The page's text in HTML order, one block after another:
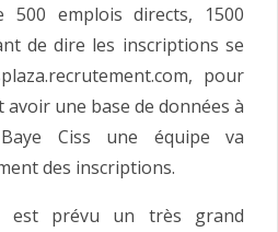
500 emplois directs, 1500
de dire les inscriptions se
pour
une base de données à
Ciss une équipe va
des inscriptions.
est prévu un très grand